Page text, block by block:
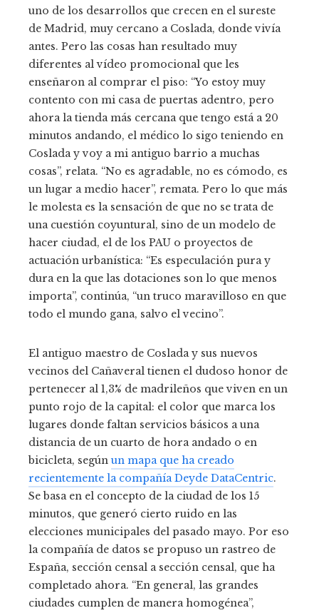
uno de los desarrollos que crecen en el sureste
de Madrid, muy cercano a Coslada, donde vivía
antes. Pero las cosas han resultado muy
diferentes al vídeo promocional que les
enseñaron al comprar el piso: “Yo estoy muy
contento con mi casa de puertas adentro, pero
ahora la tienda más cercana que tengo está a 20
minutos andando, el médico lo sigo teniendo en
Coslada y voy a mi antiguo barrio a muchas
cosas”, relata. “No es agradable, no es cómodo, es
un lugar a medio hacer”, remata. Pero lo que más
le molesta es la sensación de que no se trata de
una cuestión coyuntural, sino de un modelo de
hacer ciudad, el de los PAU o proyectos de
actuación urbanística: “Es especulación pura y
dura en la que las dotaciones son lo que menos
importa”, continúa, “un truco maravilloso en que
todo el mundo gana, salvo el vecino”.
El antiguo maestro de Coslada y sus nuevos
vecinos del Cañaveral tienen el dudoso honor de
pertenecer al 1,3% de madrileños que viven en un
punto rojo de la capital: el color que marca los
lugares donde faltan servicios básicos a una
distancia de un cuarto de hora andado o en
bicicleta, según un mapa que ha creado
recientemente la compañía Deyde DataCentric.
Se basa en el concepto de la ciudad de los 15
minutos, que generó cierto ruido en las
elecciones municipales del pasado mayo. Por eso
la compañía de datos se propuso un rastreo de
España, sección censal a sección censal, que ha
completado ahora. “En general, las grandes
ciudades cumplen de manera homogénea”,